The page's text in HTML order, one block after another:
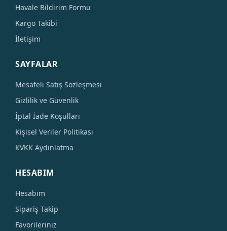
Havale Bildirim Formu
Kargo Takibi
İletişim
SAYFALAR
Mesafeli Satış Sözleşmesi
Gizlilik ve Güvenlik
İptal İade Koşulları
Kişisel Veriler Politikası
KVKK Aydınlatma
HESABIM
Hesabım
Sipariş Takip
Favorileriniz